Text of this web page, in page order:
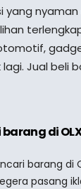
yang
Jual beli
di OLX
barang di
pasang